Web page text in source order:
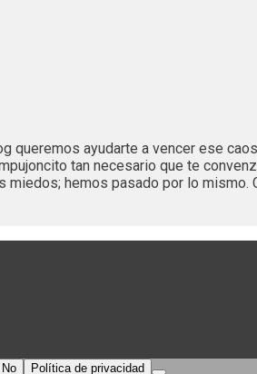
ayudarte a vencer ese
tan necesario que te
hemos pasado por lo mismo.
No Política de privacidad